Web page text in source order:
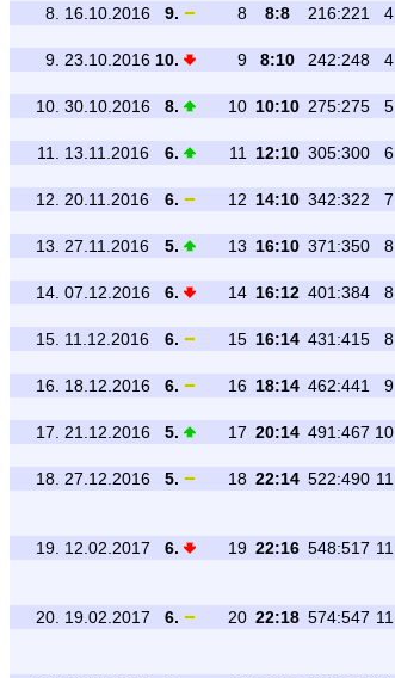
8. 16.10.2016 9. 8 8:8 216:221 4
9. 23.10.2016 10. 9 8:10 242:248 4
10. 30.10.2016 8. 10 10:10 275:275 5
11. 13.11.2016 6. 11 12:10 305:300 6
12. 20.11.2016 6. 12 14:10 342:322 7
13. 27.11.2016 5. 13 16:10 371:350 8
14. 07.12.2016 6. 14 16:12 401:384 8
15. 11.12.2016 6. 15 16:14 431:415 8
16. 18.12.2016 6. 16 18:14 462:441 9
17. 21.12.2016 5. 17 20:14 491:467 10
18. 27.12.2016 5. 18 22:14 522:490 11
19. 12.02.2017 6. 19 22:16 548:517 11
20. 19.02.2017 6. 20 22:18 574:547 11